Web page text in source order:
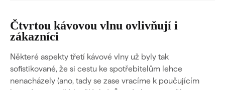
Čtvrtou kávovou vlnu ovlivňují i
zákazníci
Některé aspekty třetí kávové vlny už byly tak
sofistikované, že si cestu ke spotřebitelům lehce
nenacházely (ano, tady se zase vracíme k poučujícím